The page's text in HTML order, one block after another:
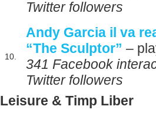
Twitter followers
10.
Andy Garcia il va
“The Sculptor” –
341 Facebook
Twitter followers
Leisure & Timp Liber